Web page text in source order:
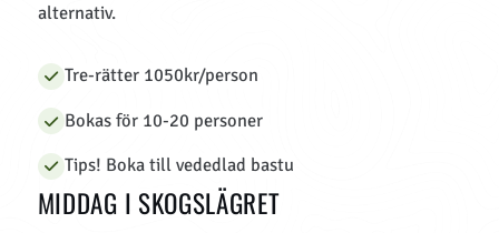
alternativ.
Tre-rätter 1050kr/person
Bokas för 10-20 personer
Tips! Boka till vededlad bastu
MIDDAG I SKOGSLÄGRET